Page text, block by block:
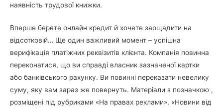
наявність трудової книжки.
Вперше берете онлайн кредит й хочете заощадити на
відсотковій… Ще один важливий момент – успішна
верифікація платіжних реквізитів клієнта. Компанія повинна
переконатися, що ви справді власник зазначеної картки
або банківського рахунку. Ви повинні переказати невелику
суму, яку вам зараз же повернуть. Матеріали з позначкою ,
розміщені під рубриками «На правах реклами», «Новини від